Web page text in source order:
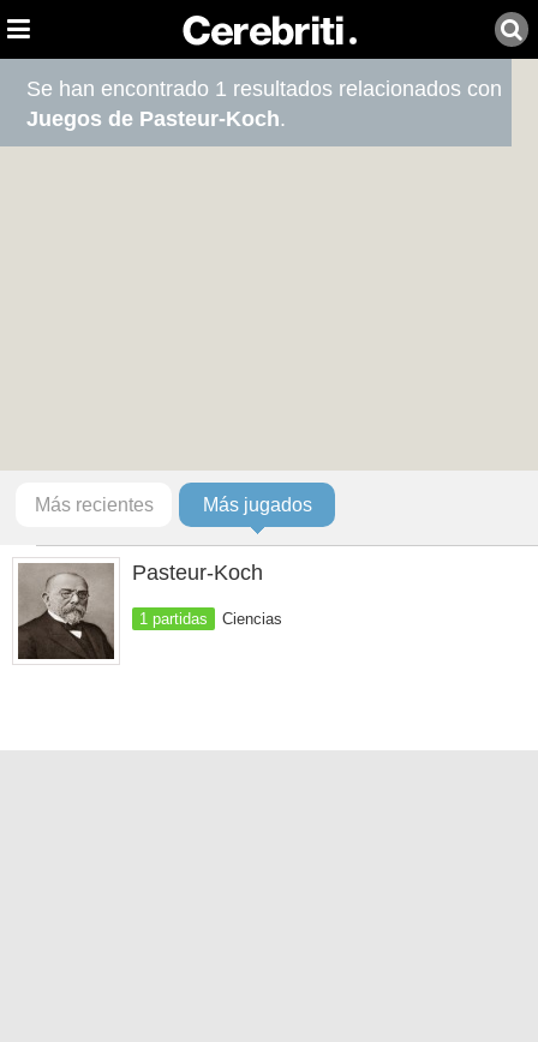
Se han encontrado 1 resultados relacionados con
Juegos de Pasteur-Koch.
Más recientes Más jugados
Pasteur-Koch
1 partidas Ciencias